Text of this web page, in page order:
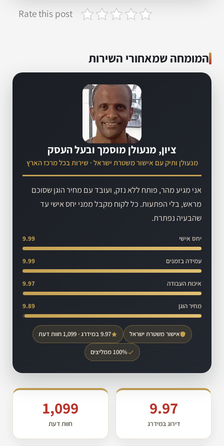
Rate this post
המומחה שמאחורי השירות
ציון, מנעולן מוסמך ובעל העסק
מנעולן ותיק עם אישור משטרת ישראל · שירות בכל מרכז הארץ
אני מגיע מהר, פותח ללא נזק, ועובד עם מחיר הוגן שסוכם
מראש, בלי הפתעות. כל לקוח מקבל ממני יחס אישי עד
שהבעיה נפתרת.
יחס אישי 9.99
עמידה בזמנים 9.99
איכות העבודה 9.97
מחיר הוגן 9.89
אישור משטרת ישראל 9.97 במידרג · 1,099 חוות דעת
100% ממליצים
9.97
דירוג במידרג
1,099
חוות דעת